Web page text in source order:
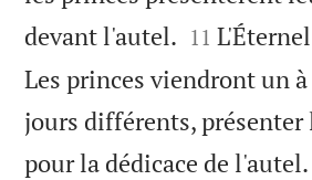
devant l'autel. 

11
Les princes viendront un à
jours différents,
pour la dédicace de l'autel.